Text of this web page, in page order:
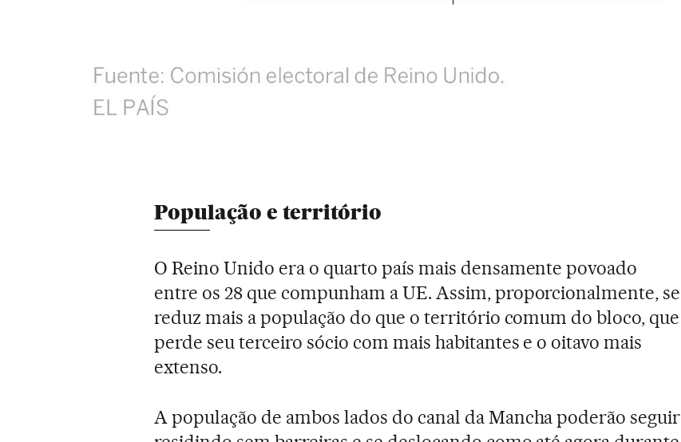
População e território
O Reino Unido era o quarto país mais densamente povoado
entre os 28 que compunham a UE. Assim, proporcionalmente, se
reduz mais a população do que o território comum do bloco, que
perde seu terceiro sócio com mais habitantes e o oitavo mais
extenso.
A população de ambos lados do canal da Mancha poderão seguir